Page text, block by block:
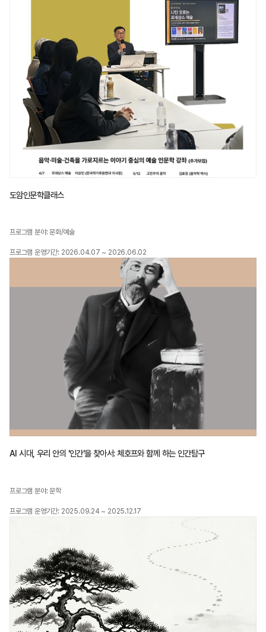
도암인문학클래스
프로그램 분야: 문화/예술
프로그램 운영기간: 2026.04.07 ~ 2026.06.02
AI 시대, 우리 안의 '인간'을 찾아서: 체호프와 함께 하는 인간탐구
프로그램 분야: 문학
프로그램 운영기간: 2025.09.24 ~ 2025.12.17